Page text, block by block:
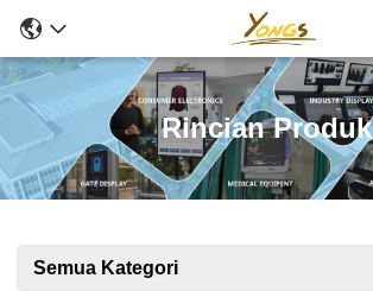
Rincian Produk
Semua Kategori